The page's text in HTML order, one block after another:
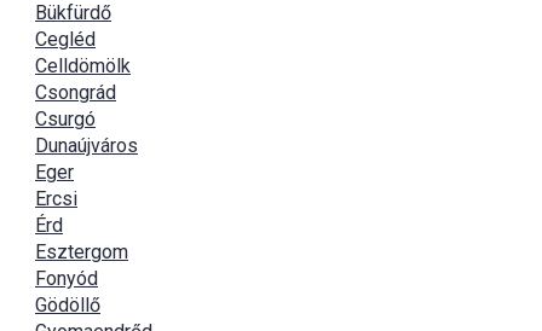
Bükfürdő
Cegléd
Celldömölk
Csongrád
Csurgó
Dunaújváros
Eger
Ercsi
Érd
Esztergom
Fonyód
Gödöllő